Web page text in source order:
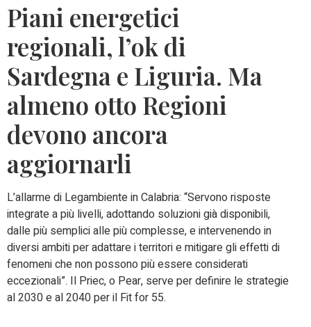
Piani energetici
regionali, l’ok di
Sardegna e Liguria. Ma
almeno otto Regioni
devono ancora
aggiornarli
L’allarme di Legambiente in Calabria: “Servono risposte
integrate a più livelli, adottando soluzioni già disponibili,
dalle più semplici alle più complesse, e intervenendo in
diversi ambiti per adattare i territori e mitigare gli effetti di
fenomeni che non possono più essere considerati
eccezionali”. Il Priec, o Pear, serve per definire le strategie
al 2030 e al 2040 per il Fit for 55.